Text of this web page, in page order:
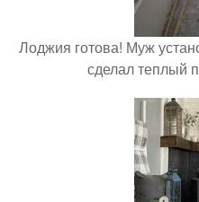
Лоджия готова! Муж
сделал теплый